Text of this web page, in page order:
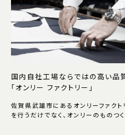
国内自社工場ならではの高い品質
「オンリー ファクトリー」
佐賀県武雄市にあるオンリーファクト
を行うだけでなく、オンリーのものつく